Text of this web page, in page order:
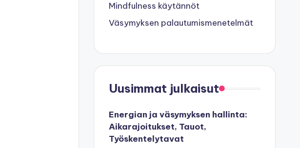
Mindfulness käytännöt
Väsymyksen palautumismenetelmät
Uusimmat julkaisut
Energian ja väsymyksen hallinta:
Aikarajoitukset, Tauot,
Työskentelytavat